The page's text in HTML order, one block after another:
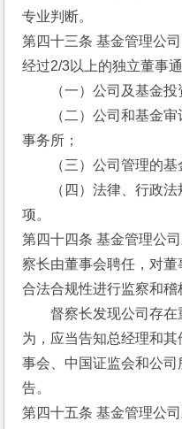
专业判断。
第四十三条 基金管理公
经过2/3以上的独立董事通
（一）公司及基金投
（二）公司和基金审
事务所；
（三）公司管理的基
（四）法律、行政法
项。
第四十四条 基金管理公
察长由董事会聘任，对
合法合规性进行监察和稽
督察长发现公司存在
为，应当告知总经理和
事会、中国证监会和公
告。
第四十五条 基金管理公